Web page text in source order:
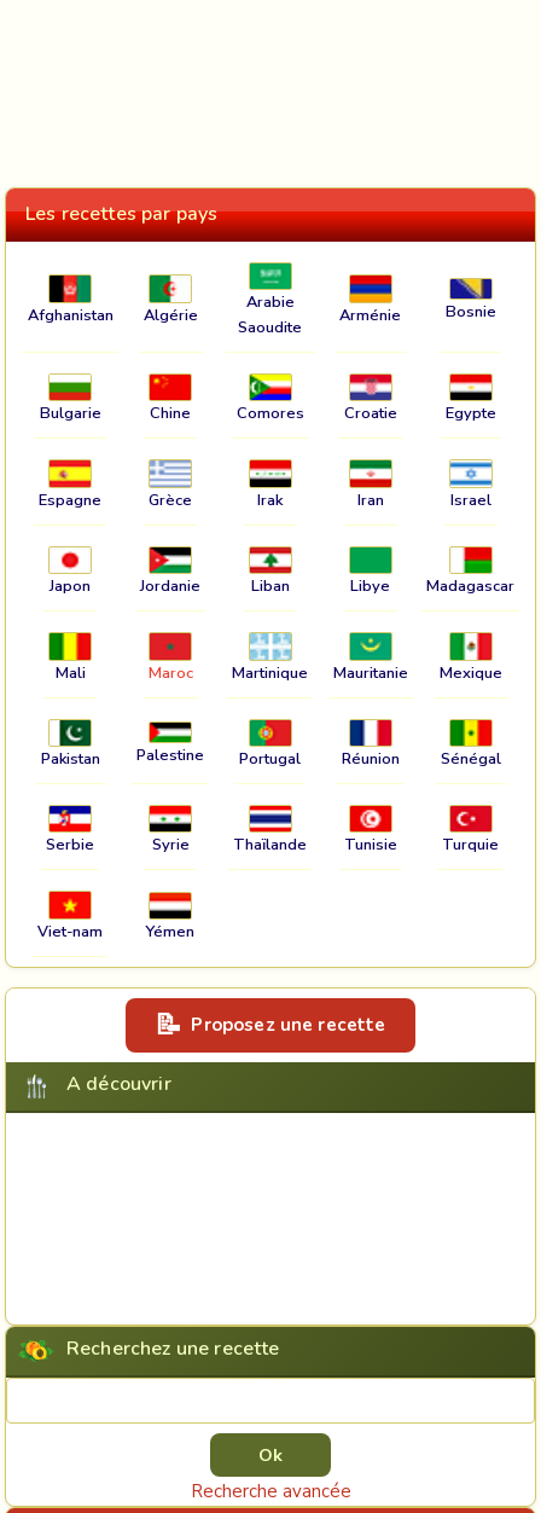
Les recettes par pays
Afghanistan Algérie
Arabie
Saoudite
Arménie Bosnie
Bulgarie Chine Comores Croatie Egypte
Espagne Grèce Irak Iran Israel
Japon Jordanie Liban Libye Madagascar
Mali Maroc Martinique Mauritanie Mexique
Pakistan Palestine Portugal Réunion Sénégal
Serbie Syrie Thaïlande Tunisie Turquie
Viet-nam Yémen
Proposez une recette
A découvrir
Recherchez une recette
Recherche avancée